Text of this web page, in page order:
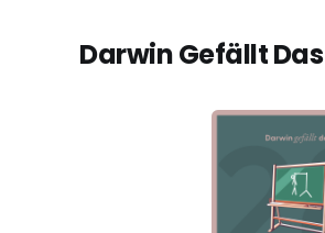
Darwin Gefällt Das